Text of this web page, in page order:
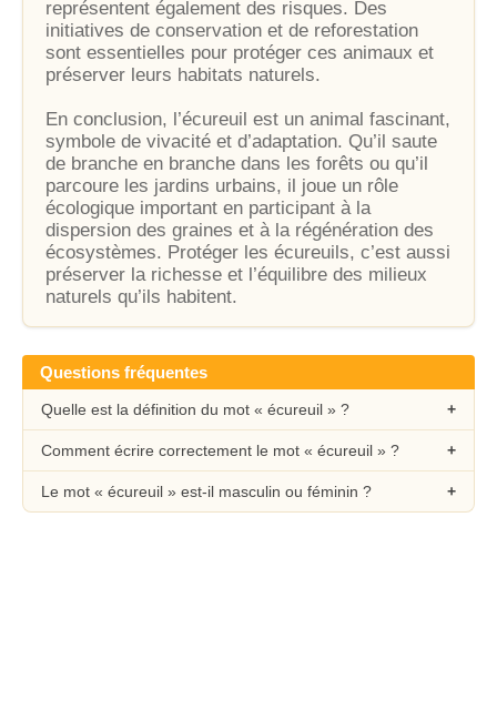
représentent également des risques. Des
initiatives de conservation et de reforestation
sont essentielles pour protéger ces animaux et
préserver leurs habitats naturels.
En conclusion, l’écureuil est un animal fascinant,
symbole de vivacité et d’adaptation. Qu’il saute
de branche en branche dans les forêts ou qu’il
parcoure les jardins urbains, il joue un rôle
écologique important en participant à la
dispersion des graines et à la régénération des
écosystèmes. Protéger les écureuils, c’est aussi
préserver la richesse et l’équilibre des milieux
naturels qu’ils habitent.
Questions fréquentes
Quelle est la définition du mot « écureuil » ?
Comment écrire correctement le mot « écureuil » ?
Le mot « écureuil » est-il masculin ou féminin ?